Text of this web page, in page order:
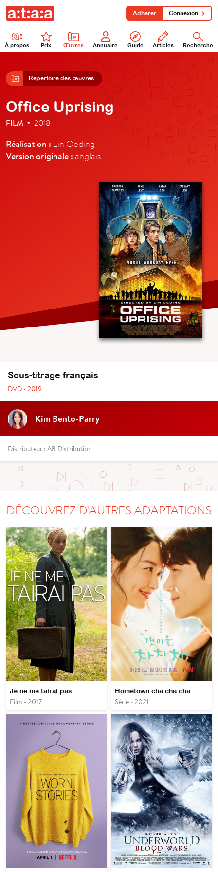
À propos Prix Œuvres Annuaire Guide Articles Recherche
Adhérer Connexion
Répertoire des œuvres
Office Uprising
FILM • 2018
Réalisation : Lin Oeding
Version originale : anglais
Sous-titrage français
DVD • 2019
Kim Bento-Parry
Distributeur : AB Distribution
DÉCOUVREZ D'AUTRES ADAPTATIONS
Je ne me tairai pas
Film • 2017
Hometown cha cha cha
Série • 2021